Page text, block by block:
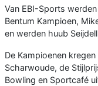
Van EBI-Sports
Bentum Kampioen,
en werden huub
De Kampioenen
Scharwoude, de
Bowling en Sportcafé